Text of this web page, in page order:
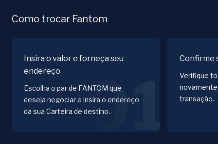
Como trocar Fantom
Insira o valor e forneça seu
endereço
Escolha o par de FANTOM que
deseja negociar e insira o endereço
da sua Carteira de destino.01
Confirme
Verifique
transação.